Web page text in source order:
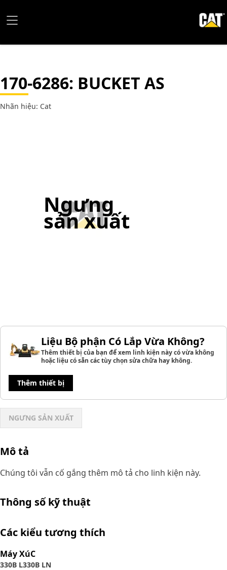
170-6286: BUCKET AS
Nhãn hiệu: Cat
Ngưng
sản xuất
Liệu Bộ phận Có Lắp Vừa Không?
Thêm thiết bị của bạn để xem linh kiện này có vừa không
hoặc liệu có sẵn các tùy chọn sửa chữa hay không.
Thêm thiết bị
NGƯNG SẢN XUẤT
Mô tả
Chúng tôi vẫn cố gắng thêm mô tả cho linh kiện này.
Thông số kỹ thuật
Các kiểu tương thích
Máy XúC
330B L330B LN